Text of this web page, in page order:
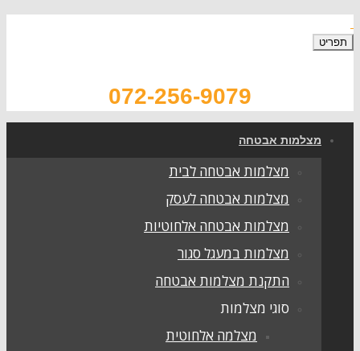
072-256-9079
אבטחה
מצלמות אבטחה לבית
מצלמות אבטחה לעסק
מצלמות אבטחה אלחוטיות
מצלמות במעגל סגור
התקנת מצלמות אבטחה
סוגי מצלמות
מצלמה אלחוטית